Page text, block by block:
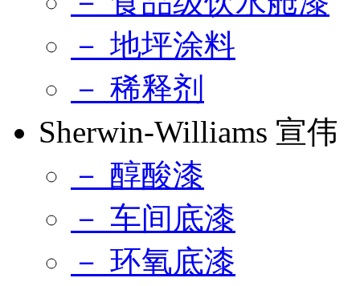
－ 地坪涂料
－ 稀释剂
Sherwin-Williams 宣伟
－ 醇酸漆
－ 车间底漆
－ 环氧底漆